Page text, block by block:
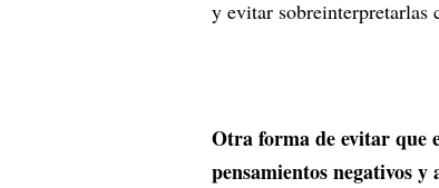
y evitar sobreinterpretarlas
Otra forma de evitar que
pensamientos negativos